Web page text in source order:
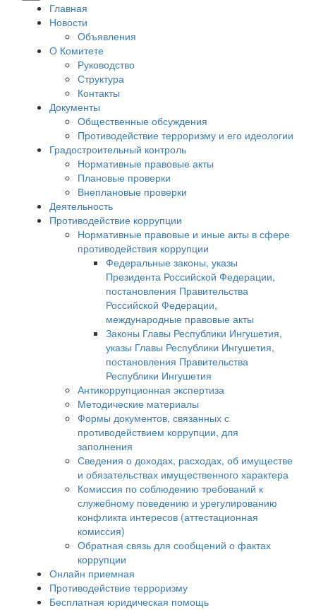
Главная
Новости
Объявления
О Комитете
Руководство
Структура
Контакты
Документы
Общественные обсуждения
Противодействие терроризму и его идеологии
Градостроительный контроль
Нормативные правовые акты
Плановые проверки
Внеплановые проверки
Деятельность
Противодействие коррупции
Нормативные правовые и иные акты в сфере
противодействия коррупции
Федеральные законы, указы
Президента Российской Федерации,
постановления Правительства
Российской Федерации,
международные правовые акты
Законы Главы Республики Ингушетия,
указы Главы Республики Ингушетия,
постановления Правительства
Республики Ингушетия
Антикоррупционная экспертиза
Методические материалы
Формы документов, связанных с
противодействием коррупции, для
заполнения
Сведения о доходах, расходах, об имуществе
и обязательствах имущественного характера
Комиссия по соблюдению требований к
служебному поведению и урегулированию
конфликта интересов (аттестационная
комиссия)
Обратная связь для сообщений о фактах
коррупции
Онлайн приемная
Противодействие терроризму
Бесплатная юридическая помощь